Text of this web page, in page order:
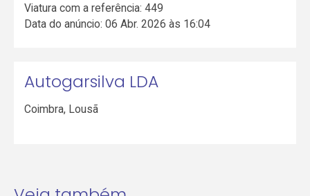
Viatura com a referência: 449
Data do anúncio: 06 Abr. 2026 às 16:04
Autogarsilva LDA
Coimbra, Lousã